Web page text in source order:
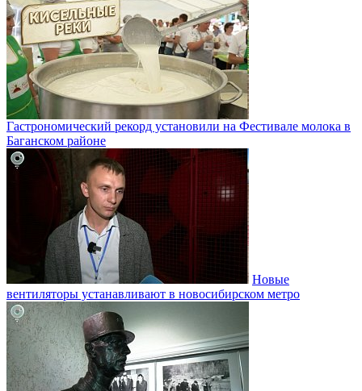
Гастрономический рекорд установили на Фестивале молока в
Баганском районе
Новые
вентиляторы устанавливают в новосибирском метро